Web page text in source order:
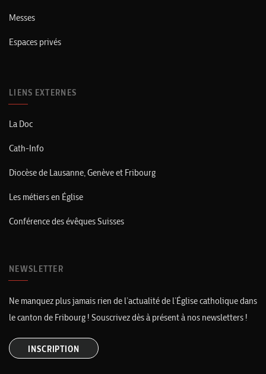
Messes
Espaces privés
LIENS EXTERNES
La Doc
Cath-Info
Diocèse de Lausanne, Genève et Fribourg
Les métiers en Église
Conférence des évêques Suisses
NEWSLETTER
Ne manquez plus jamais rien de l’actualité de l’Église catholique dans
le canton de Fribourg ! Souscrivez dès à présent à nos newsletters !
INSCRIPTION